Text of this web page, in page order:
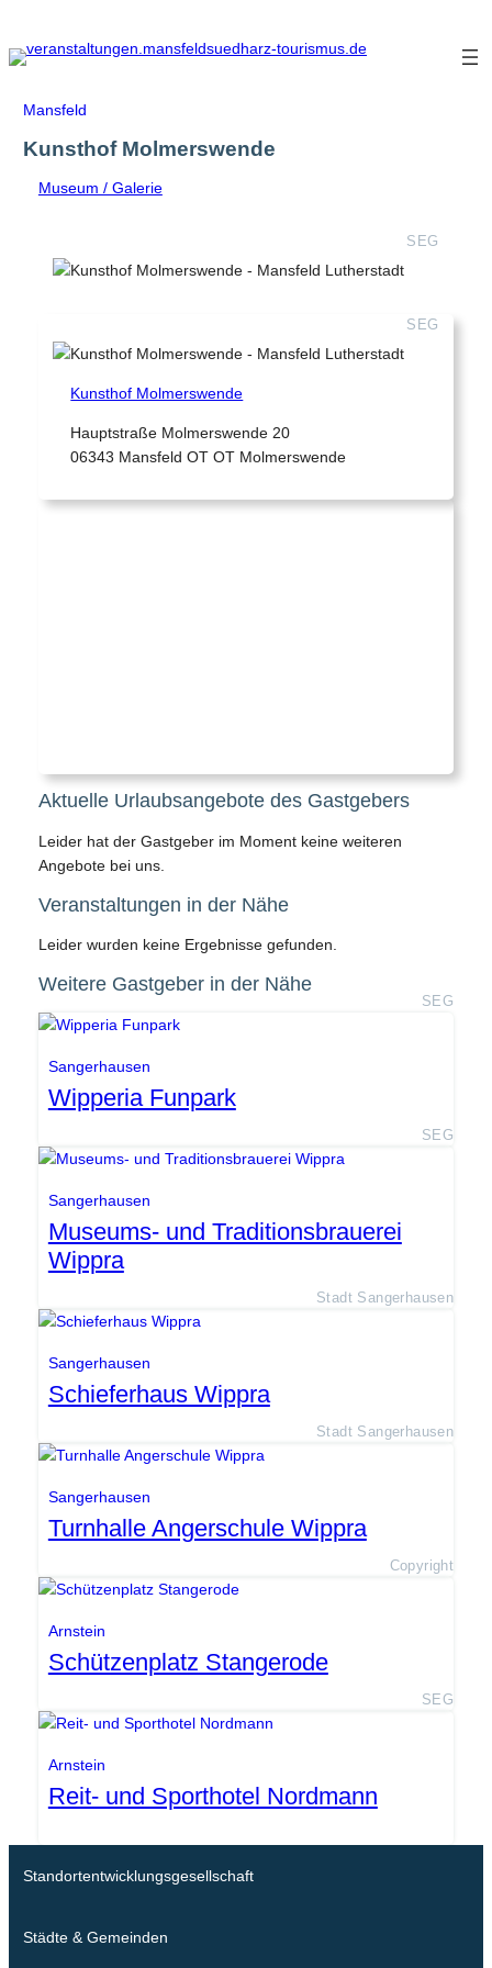
Inhalt
springen
Mansfeld
Kunsthof Molmerswende
Museum / Galerie
SEG
SEG
Kunsthof Molmerswende
Hauptstraße Molmerswende 20
06343 Mansfeld OT OT Molmerswende
Aktuelle Urlaubsangebote des Gastgebers
Leider hat der Gastgeber im Moment keine weiteren
Angebote bei uns.
Veranstaltungen in der Nähe
Leider wurden keine Ergebnisse gefunden.
Weitere Gastgeber in der Nähe
SEG
Sangerhausen
Wipperia Funpark
SEG
Sangerhausen
Museums- und Traditionsbrauerei
Wippra
Stadt Sangerhausen
Sangerhausen
Schieferhaus Wippra
Stadt Sangerhausen
Sangerhausen
Turnhalle Angerschule Wippra
Copyright
Arnstein
Schützenplatz Stangerode
SEG
Arnstein
Reit- und Sporthotel Nordmann
Standortentwicklungsgesellschaft
Städte & Gemeinden